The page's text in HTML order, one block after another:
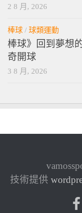
2 8 月, 2026
棒球 / 球類運動
棒球》回到夢想
奇開球
3 8 月, 2026
技術提供